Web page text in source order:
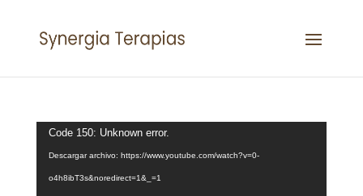
Reproductor
de
vídeo
Code 150: Unknown error.
Descargar archivo: https://www.youtube.com/watch?v=0-
o4h8ibT3s&noredirect=1&_=1